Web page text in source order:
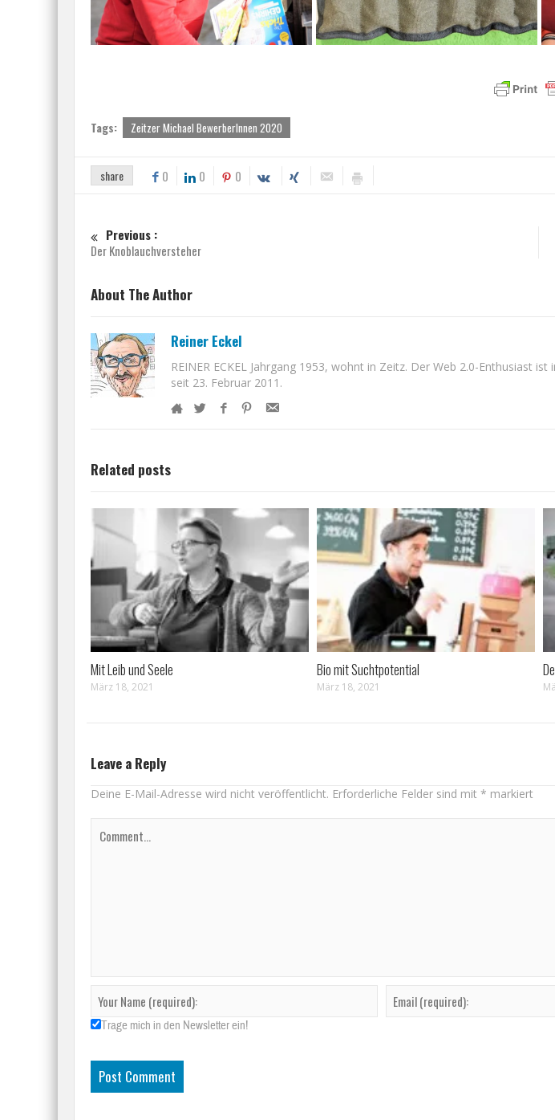
Tags: Zeitzer Michael BewerberInnen 2020
share 0 0 0
Previous :
Der Knoblauchversteher
About The Author
Reiner Eckel
REINER ECKEL Jahrgang 1953, wohnt in Zeitz. Der Web 2.0-Enthusiast
seit 23. Februar 2011.
Related posts
Mit Leib und Seele
März 18, 2021
Bio mit Suchtpotential
März 18, 2021
Leave a Reply
Deine E-Mail-Adresse wird nicht veröffentlicht. Erforderliche Felder sind mit * markiert
Trage mich in den Newsletter ein!